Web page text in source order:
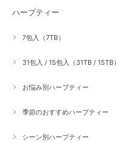
ハーブティー
7包入（7TB）
31包入 / 15包入（31TB / 15TB）
お悩み別ハーブティー
季節のおすすめハーブティー
シーン別ハーブティー